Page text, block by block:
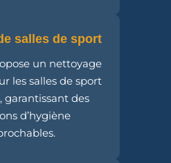
salles de sport
un nettoyage
les salles de sport
garantissant des
d’hygiène